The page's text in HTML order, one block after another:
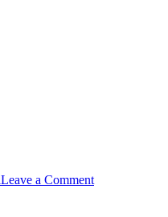
Leave a Commenton